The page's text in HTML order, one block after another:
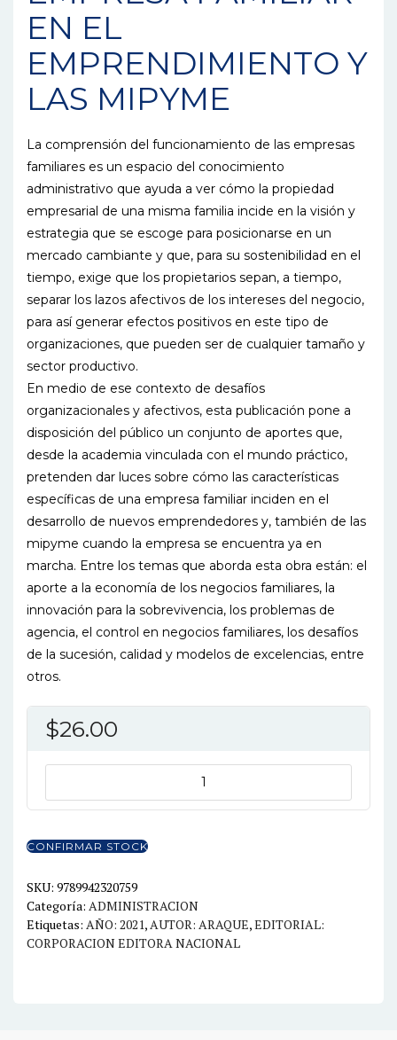
EN EL
EMPRENDIMIENTO Y
LAS MIPYME
La comprensión del funcionamiento de las empresas
familiares es un espacio del conocimiento
administrativo que ayuda a ver cómo la propiedad
empresarial de una misma familia incide en la visión y
estrategia que se escoge para posicionarse en un
mercado cambiante y que, para su sostenibilidad en el
tiempo, exige que los propietarios sepan, a tiempo,
separar los lazos afectivos de los intereses del negocio,
para así generar efectos positivos en este tipo de
organizaciones, que pueden ser de cualquier tamaño y
sector productivo.
En medio de ese contexto de desafíos
organizacionales y afectivos, esta publicación pone a
disposición del público un conjunto de aportes que,
desde la academia vinculada con el mundo práctico,
pretenden dar luces sobre cómo las características
específicas de una empresa familiar inciden en el
desarrollo de nuevos emprendedores y, también de las
mipyme cuando la empresa se encuentra ya en
marcha. Entre los temas que aborda esta obra están: el
aporte a la economía de los negocios familiares, la
innovación para la sobrevivencia, los problemas de
agencia, el control en negocios familiares, los desafíos
de la sucesión, calidad y modelos de excelencias, entre
otros.
$26.00
EL
Y
LAS
MIPYME
cantidad
CONFIRMAR STOCK
SKU: 9789942320759
Categoría: ADMINISTRACION
Etiquetas: AÑO: 2021, AUTOR: ARAQUE,EDITORIAL:
CORPORACION EDITORA NACIONAL